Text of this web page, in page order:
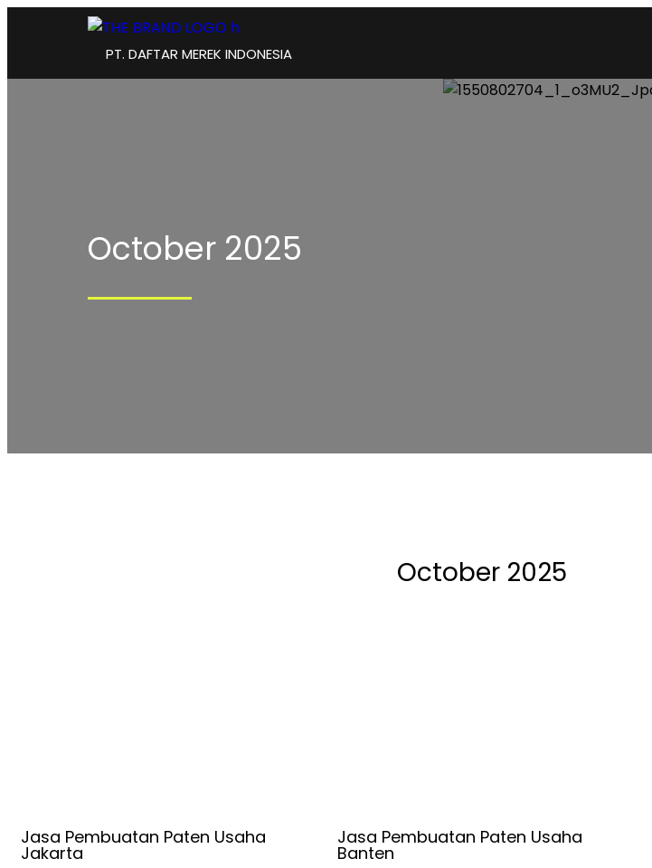
PT. DAFTAR MEREK INDONESIA
October 2025
October 2025
Jasa Pembuatan Paten Usaha
Jakarta
Jasa Pembuatan Paten Usaha
Banten